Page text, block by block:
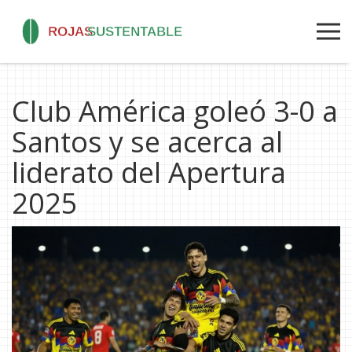
Club América goleó 3-0 a
Santos y se acerca al
liderato del Apertura
2025